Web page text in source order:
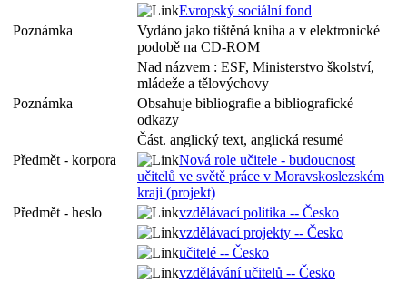
Evropský sociální fond
Poznámka
Vydáno jako tištěná kniha a v elektronické
podobě na CD-ROM
Nad názvem : ESF, Ministerstvo školství,
mládeže a tělovýchovy
Poznámka
Obsahuje bibliografie a bibliografické
odkazy
Část. anglický text, anglická resumé
Předmět - korpora
Nová role učitele - budoucnost
učitelů ve světě práce v Moravskoslezském
kraji (projekt)
Předmět - heslo
vzdělávací politika -- Česko
vzdělávací projekty -- Česko
učitelé -- Česko
vzdělávání učitelů -- Česko